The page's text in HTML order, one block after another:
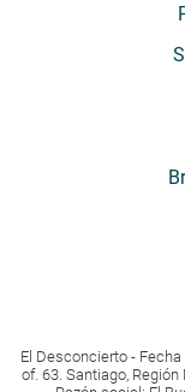
El Desconcierto -
of. 63. Santiago,